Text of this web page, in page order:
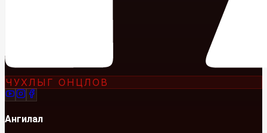
ЧУХЛЫГ ОНЦЛОВ
Ангилал